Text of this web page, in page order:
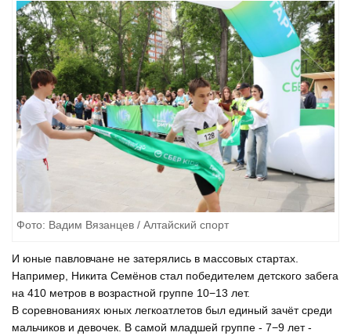
Фото: Вадим Вязанцев / Алтайский спорт
И юные павловчане не затерялись в массовых стартах.
Например, Никита Семёнов стал победителем детского забега
на 410 метров в возрастной группе 10−13 лет.
В соревнованиях юных легкоатлетов был единый зачёт среди
мальчиков и девочек. В самой младшей группе - 7−9 лет -